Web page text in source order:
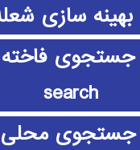
بهینه سازی
search
جستجوی